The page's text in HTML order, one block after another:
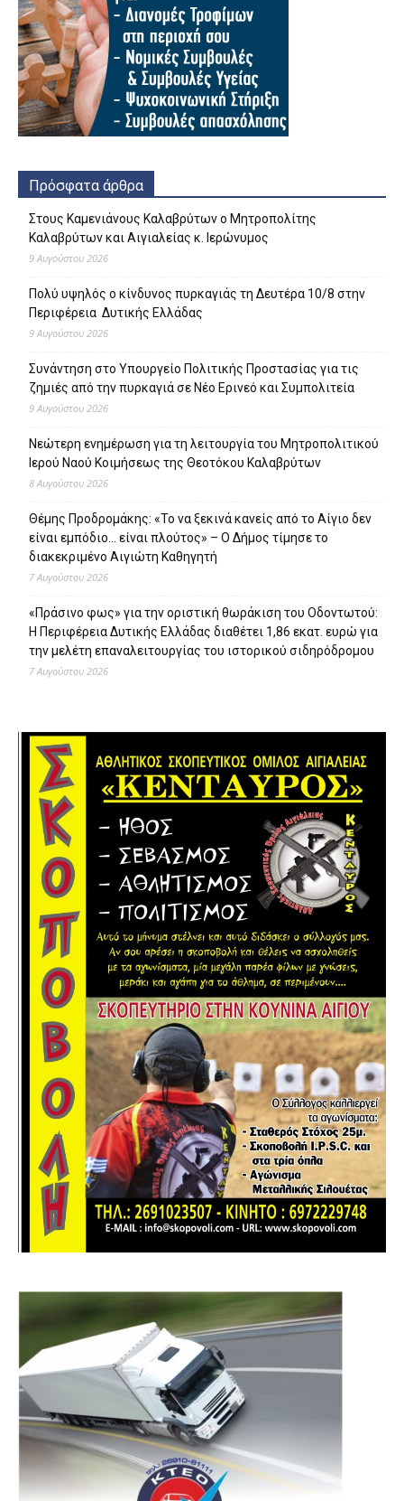
Πρόσφατα άρθρα
Στους Καμενιάνους Καλαβρύτων ο Μητροπολίτης
Καλαβρύτων και Αιγιαλείας κ. Ιερώνυμος
9 Αυγούστου 2026
Πολύ υψηλός ο κίνδυνος πυρκαγιάς τη Δευτέρα 10/8 στην
Περιφέρεια Δυτικής Ελλάδας
9 Αυγούστου 2026
Συνάντηση στο Υπουργείο Πολιτικής Προστασίας για τις
ζημιές από την πυρκαγιά σε Νέο Ερινεό και Συμπολιτεία
9 Αυγούστου 2026
Νεώτερη ενημέρωση για τη λειτουργία του Μητροπολιτικού
Ιερού Ναού Κοιμήσεως της Θεοτόκου Καλαβρύτων
8 Αυγούστου 2026
Θέμης Προδρομάκης: «Το να ξεκινά κανείς από το Αίγιο δεν
είναι εμπόδιο… είναι πλούτος» – O Δήμος τίμησε το
διακεκριμένο Αιγιώτη Καθηγητή
7 Αυγούστου 2026
«Πράσινο φως» για την οριστική θωράκιση του Οδοντωτού:
Η Περιφέρεια Δυτικής Ελλάδας διαθέτει 1,86 εκατ. ευρώ για
την μελέτη επαναλειτουργίας του ιστορικού σιδηρόδρομου
7 Αυγούστου 2026